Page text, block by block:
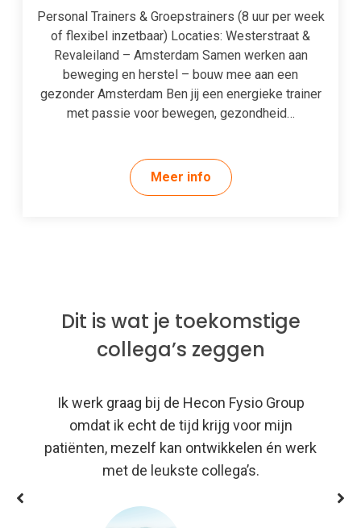
Personal Trainers & Groepstrainers (8 uur per week
of flexibel inzetbaar) Locaties: Westerstraat &
Revaleiland – Amsterdam Samen werken aan
beweging en herstel – bouw mee aan een
gezonder Amsterdam Ben jij een energieke trainer
met passie voor bewegen, gezondheid…
Meer info
Dit is wat je toekomstige
collega’s zeggen
Ik werk graag bij de Hecon Fysio Group
omdat ik echt de tijd krijg voor mijn
patiënten, mezelf kan ontwikkelen én werk
met de leukste collega’s.